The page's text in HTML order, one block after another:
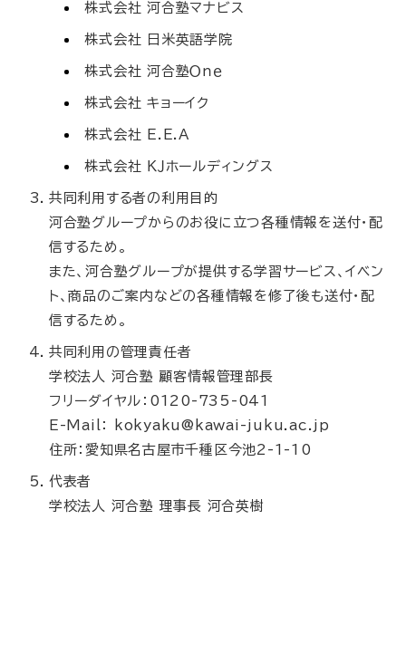
株式会社 河合塾マナビス
株式会社 日米英語学院
株式会社 河合塾Ｏｎｅ
株式会社 キョーイク
株式会社 E.E.A
株式会社 ＫＪホールディングス
共同利用する者の利用目的
河合塾グループからのお役に立つ各種情報を送付・配
信するため。
また、河合塾グループが提供する学習サービス、イベン
ト、商品のご案内などの各種情報を修了後も送付・配
信するため。
共同利用の管理責任者
学校法人 河合塾 顧客情報管理部長
フリーダイヤル：0120-735-041
E-Mail： kokyaku@kawai-juku.ac.jp
住所：愛知県名古屋市千種区今池2-1-10
代表者
学校法人 河合塾 理事長 河合英樹